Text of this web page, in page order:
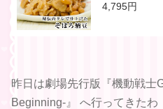
たれ タレ ナ
4,795円
昨日は劇場先行版『機動戦士
Beginning-』 へ行ってきたわ